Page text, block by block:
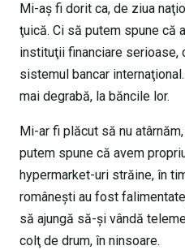
Mi-aş fi dorit ca, de ziua
ţuică. Ci să putem spune că
instituţii financiare serioase,
sistemul bancar
mai degrabă, la băncile lor.
Mi-ar fi plăcut să nu
putem spune că avem
hypermarket-uri străine, în
româneşti au fost
să ajungă să-şi vândă
colţ de drum, în ninsoare.